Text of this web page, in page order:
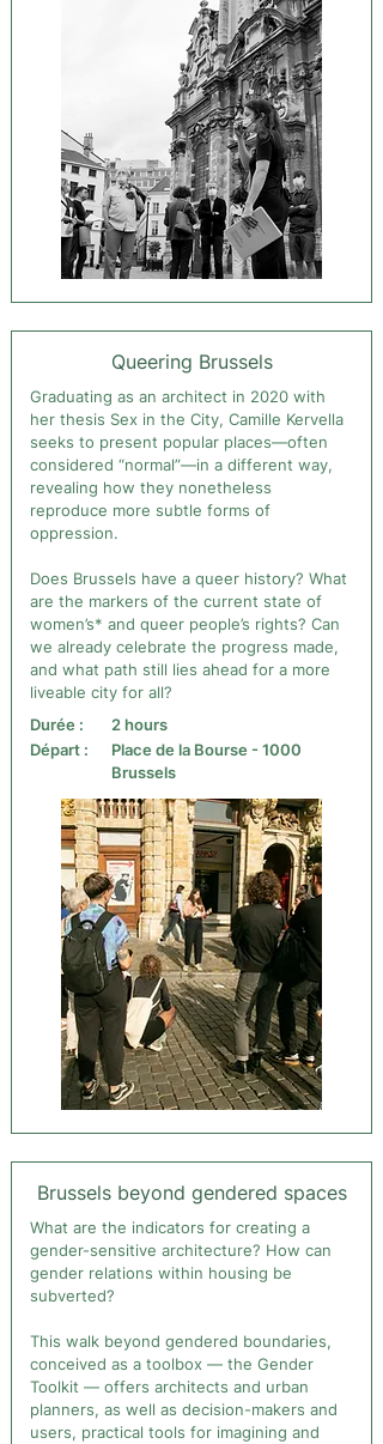
Queering Brussels
Graduating as an architect in 2020 with
her thesis Sex in the City, Camille Kervella
seeks to present popular places—often
considered “normal”—in a different way,
revealing how they nonetheless
reproduce more subtle forms of
oppression.
Does Brussels have a queer history? What
are the markers of the current state of
women’s* and queer people’s rights? Can
we already celebrate the progress made,
and what path still lies ahead for a more
liveable city for all?
Durée :
Départ :
2 hours
Place de la Bourse - 1000
Brussels
Brussels beyond gendered spaces
What are the indicators for creating a
gender-sensitive architecture? How can
gender relations within housing be
subverted?
This walk beyond gendered boundaries,
conceived as a toolbox — the Gender
Toolkit — offers architects and urban
planners, as well as decision-makers and
users, practical tools for imagining and